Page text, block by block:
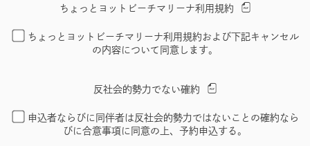
ちょっとヨットビーチマリーナ利用規約
ちょっとヨットビーチマリーナ利用規約および下記キャンセル
の内容について同意します。
反社会的勢力でない確約
申込者ならびに同伴者は反社会的勢力ではないことの確約なら
びに合意事項に同意の上、予約申込する。